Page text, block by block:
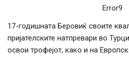
Error9
17-годишната Беровиќ своите
пријателските натпревари во
освои трофејот, како и на